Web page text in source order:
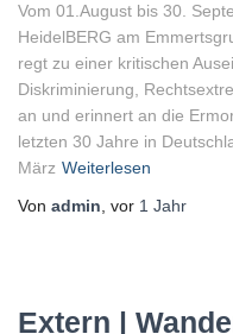
Vom 01.August bis 30.
HeidelBERG am
regt zu einer kritischen
Diskriminierung,
an und erinnert an die
letzten 30 Jahre in
März Weiterlesen
Von admin , vor 1 Jahr
Extern |